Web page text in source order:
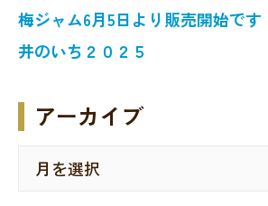
梅ジャム6月5日より販売開始です
井のいち２０２５
アーカイブ